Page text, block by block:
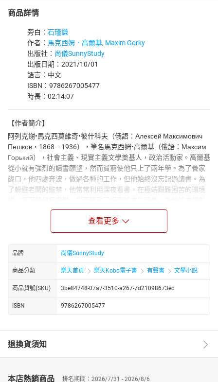
商品詳情
旁白： 石瑾謙
作者： 馬克西姆．高爾基, Maxim Gorky
出版社： 尚儀SunnyStudy
出版日期：2021/10/01
語言：中文
ISBN：9786267005477
時長：02:14:07
【作者簡介】
阿列克謝•馬克西莫維奇•彼什科夫（俄語：Алексей Максимович
Пешков，1868－1936），筆名馬克西姆•高爾基（俄語：Максим
Горький），社會主義、現實主義文學奠基人，政治活動家。高爾基
從小就有強烈的讀書願望，然而貧窮使他只上了兩年學。為了養家
餬口，他四處奔波，做過各種的工作，但他始終沒忘記過讀書。為
了躲避老闆的監禁，他常常利用深夜看書。在極端艱難困苦的環境
作打下了堅實基礎。
高爾基於1892年發表處女作短篇小說《馬卡爾•楚德拉》，登上文
壇。高爾基的成名作則為人生三部曲：《童年》、《在人間》、
《我的大學》，成為世界無產階級作家描述個人成長，奮鬥經歷的
經典作品。
【朗讀者簡介】
石瑾謙，尚儀數位學習有聲製播暨發行中心特約聲優。尚儀有聲製
播中心是專業的有聲出版品製作與發行單位，由獲得八座金鐘獎的
配音大師袁光麟先生擔 任聲音總監。
【書籍簡介】
高爾基(1868—1936)是前蘇聯非常著名的作家、詩人、政論家，曾
先後五次獲諾貝爾文學獎提名。他出身在一個貧苦的家庭，11歲就
為了生計離家奔波，他與所有的貧苦人民共同呼吸，也影響到了他
查看更多
品牌 尚儀SunnyStudy
商品分類 樂天首頁 樂天Kobo電子書 有聲書 文學小說
商品貨號(SKU) 3be84748-07a7-3510-a267-7d21098673ed
ISBN 9786267005477
退換貨須知
本店熱銷商品 排名期間：2026/7/31 - 2026/8/6